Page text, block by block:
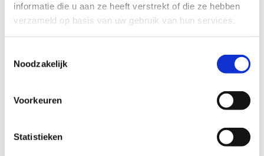
informatie die u aan ze heeft verstrekt of die ze hebben
verzameld op basis van uw gebruik van hun services.
Noodzakelijk
Voorkeuren
Statistieken
Smits veelgestelde
vragen
Algemeen
Wat kost een gemiddelde keuken en welke factoren
Wat zijn de kosten voor montage en wat is hierbij